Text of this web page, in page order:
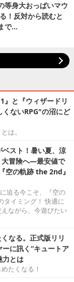
等身大おっぱいマウ
！反対から読むと
で…
』と『ウィザードリ
ないRPG"の沼にど
は。
ベスト！暑い夏、涼
大冒険へ―最安値で
空の軌跡 the 2nd』
迫る今こそ、『空の
タイミング！ 快適に
ながら、今遊びたい
なる。正式版リリ
に訊く“キュートア
力とは
たくなる！